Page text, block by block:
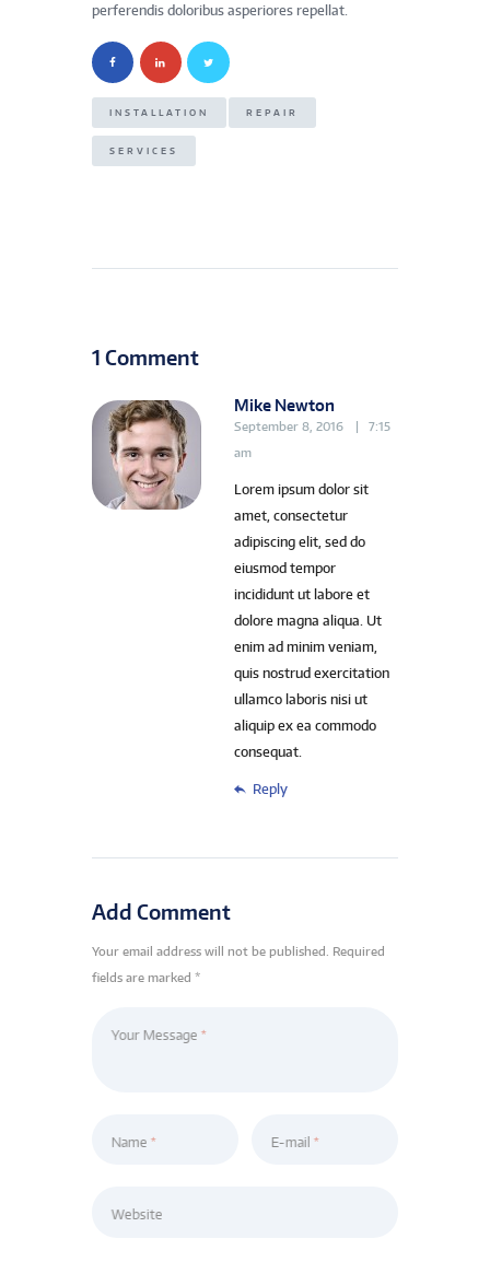
perferendis doloribus asperiores repellat.
INSTALLATION REPAIR
SERVICES
1 Comment
Mike Newton
September 8, 2016
7:15
am
Lorem ipsum dolor sit
amet, consectetur
adipiscing elit, sed do
eiusmod tempor
incididunt ut labore et
dolore magna aliqua. Ut
enim ad minim veniam,
quis nostrud exercitation
ullamco laboris nisi ut
aliquip ex ea commodo
consequat.
Reply
Add Comment
Your email address will not be published. Required
fields are marked *
Your Message
Name E-mail
Website